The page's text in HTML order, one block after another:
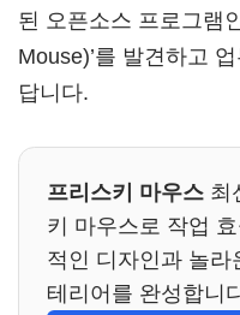
된 오픈소스 프로그램
Mouse)’를 발견하고
답니다.
프리스키 마우스최
키 마우스로 작업
적인 디자인과 놀라
테리어를 완성합니